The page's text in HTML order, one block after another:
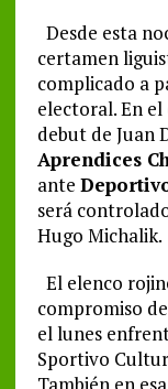
Desde esta
certamen
complicado a
electoral. En
debut de Juan
Aprendices
ante
será
Hugo Michalik.
El elenco
compromiso
el lunes
Sportivo